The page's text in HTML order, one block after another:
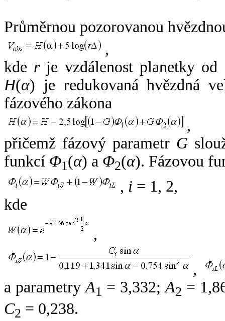
Průměrnou pozorovanou
,
kde rje vzdálenost planetky od
H(α) je redukovaná hvězdná
fázového zákona
,
přičemž fázový parametr G
funkcí Φ1(α) a Φ2(α). Fázovou
, i = 1, 2,
kde
,
,
a parametryA1 = 3,332;A2 =
C2 = 0,238.